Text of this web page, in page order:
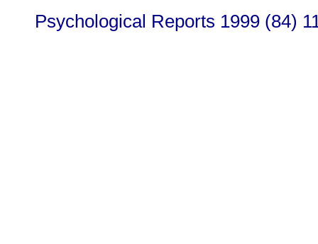
Psychological Reports 1999 (84)